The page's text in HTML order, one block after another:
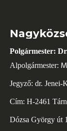
Polgármester:
Alpolgármester:
Jegyző: dr. Jenei-
Cím: H-2461
Dózsa György út